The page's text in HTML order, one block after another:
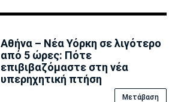
Αθήνα – Νέα Υόρκη σε λιγότερο
από 5 ώρες: Πότε
επιβιβαζόμαστε στη νέα
υπερηχητική πτήση
Μετάβαση